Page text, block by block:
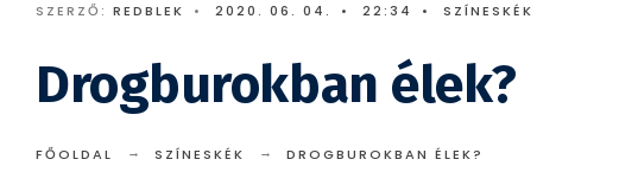
SZERZŐ: REDBLEK • 2020. 06. 04. • 22:34 • SZÍNESKÉK
Drogburokban élek?
FŐOLDAL SZÍNESKÉK DROGBUROKBAN ÉLEK?